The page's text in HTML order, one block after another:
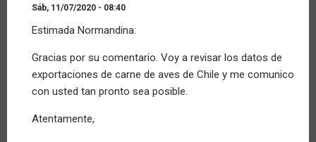
Sáb, 11/07/2020 - 08:40
respuesta
En
ningún
comentario
por
Estimada Normandina:
Gracias por su comentario. Voy a revisar los datos de
exportaciones de carne de aves de Chile y me comunico
con usted tan pronto sea posible.
Atentamente,